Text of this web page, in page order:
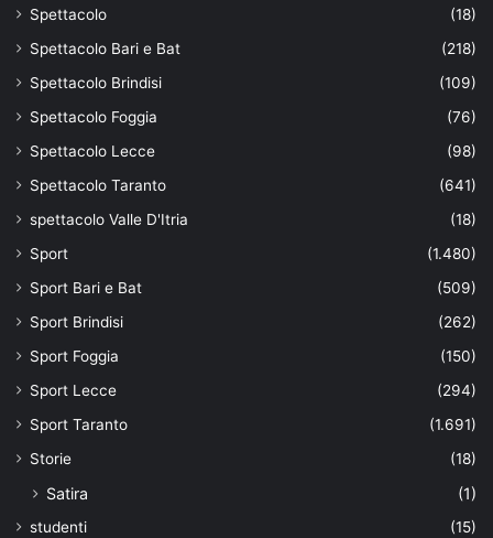
Spettacolo
(18)
Spettacolo Bari e Bat
(218)
Spettacolo Brindisi
(109)
Spettacolo Foggia
(76)
Spettacolo Lecce
(98)
Spettacolo Taranto
(641)
spettacolo Valle D'Itria
(18)
Sport
(1.480)
Sport Bari e Bat
(509)
Sport Brindisi
(262)
Sport Foggia
(150)
Sport Lecce
(294)
Sport Taranto
(1.691)
Storie
(18)
Satira (1)
studenti
(15)